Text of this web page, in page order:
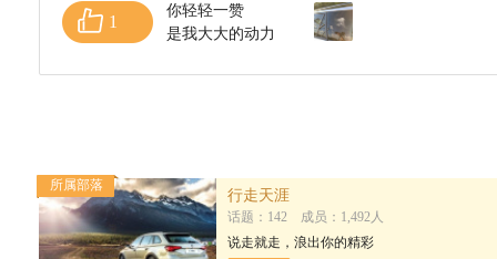
1
你轻轻一赞
是我大大的动力
所属部落
行走天涯
话题：142 成员：1,492人
说走就走，浪出你的精彩